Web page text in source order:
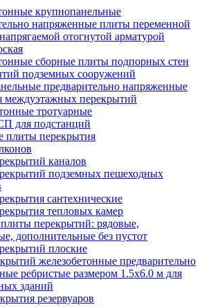
крупнопанельные
напряженные плиты переменной
отогнутой арматурой
сборные плиты подпорных стен
подземных сооружений
предварительно напряженные
междуэтажных перекрытий
тротуарные
для подстанций
плиты перекрытия
каналов
подземных пешеходных
сантехнические
тепловых камер
перекрытий: рядовые,
дополнительные без пустот
плоские
железобетонные предварительно
ребристые размером 1.5х6.0 м для
зданий
резервуаров